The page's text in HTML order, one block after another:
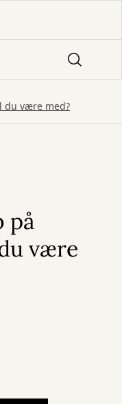
du være med?
på
være